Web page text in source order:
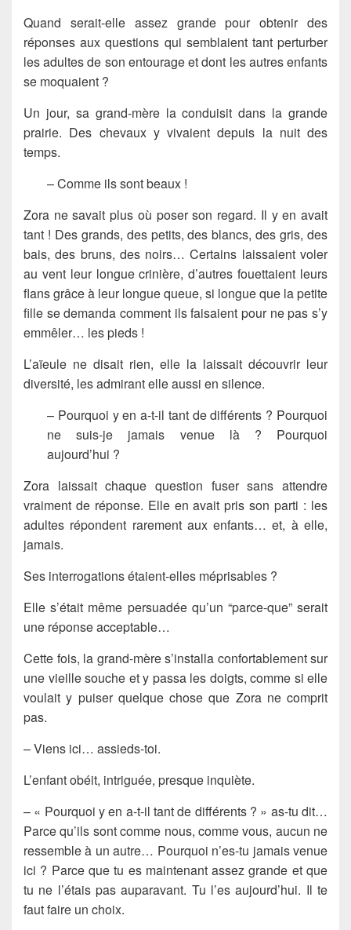
Quand serait-elle assez grande pour obtenir des
réponses aux questions qui semblaient tant perturber
les adultes de son entourage et dont les autres enfants
se moquaient ?
Un jour, sa grand-mère la conduisit dans la grande
prairie. Des chevaux y vivaient depuis la nuit des
temps.
– Comme ils sont beaux !
Zora ne savait plus où poser son regard. Il y en avait
tant ! Des grands, des petits, des blancs, des gris, des
bais, des bruns, des noirs… Certains laissaient voler
au vent leur longue crinière, d’autres fouettaient leurs
flans grâce à leur longue queue, si longue que la petite
fille se demanda comment ils faisaient pour ne pas s’y
emmêler… les pieds !
L’aïeule ne disait rien, elle la laissait découvrir leur
diversité, les admirant elle aussi en silence.
– Pourquoi y en a-t-il tant de différents ? Pourquoi
ne suis-je jamais venue là ? Pourquoi
aujourd’hui ?
Zora laissait chaque question fuser sans attendre
vraiment de réponse. Elle en avait pris son parti : les
adultes répondent rarement aux enfants… et, à elle,
jamais.
Ses interrogations étaient-elles méprisables ?
Elle s’était même persuadée qu’un “parce-que” serait
une réponse acceptable…
Cette fois, la grand-mère s’installa confortablement sur
une vieille souche et y passa les doigts, comme si elle
voulait y puiser quelque chose que Zora ne comprit
pas.
– Viens ici… assieds-toi.
L’enfant obéit, intriguée, presque inquiète.
– « Pourquoi y en a-t-il tant de différents ? » as-tu dit…
Parce qu’ils sont comme nous, comme vous, aucun ne
ressemble à un autre… Pourquoi n’es-tu jamais venue
ici ? Parce que tu es maintenant assez grande et que
tu ne l’étais pas auparavant. Tu l’es aujourd’hui. Il te
faut faire un choix.